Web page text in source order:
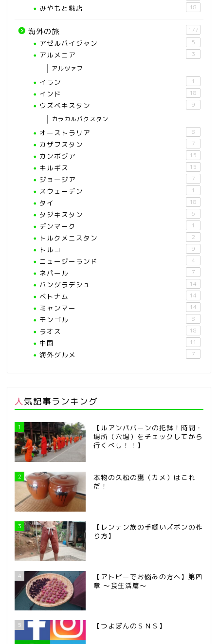
みやもと糀店 18
海外の旅 177
アゼルバイジャン 5
アルメニア 3
アルツァフ
イラン 1
インド 18
ウズベキスタン 9
カラカルパクスタン
オーストラリア 8
カザフスタン 7
カンボジア 15
キルギス 15
ジョージア 7
スウェーデン 1
タイ 18
タジキスタン 6
デンマーク 1
トルクメニスタン 2
トルコ 9
ニュージーランド 4
ネパール 7
バングラデシュ 14
ベトナム 14
ミャンマー 14
モンゴル 8
ラオス 18
中国 11
海外グルメ 7
人気記事ランキング
1
【ルアンパバーンの托鉢！時間・
場所（穴場）をチェックしてから
行くべし！！】
2
本物の久松の甕（カメ）はこれ
だ！
3
【レンテン族の手縫いズボンの作
り方】
4
【アトピーでお悩みの方へ】第四
章 ～食生活篇～
5 【つよぽんのＳＮＳ】